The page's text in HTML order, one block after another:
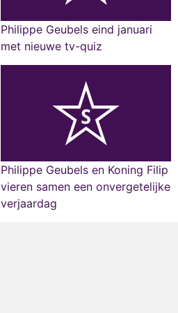
Philippe Geubels eind januari
met nieuwe tv-quiz
Philippe Geubels en Koning Filip
vieren samen een onvergetelijke
verjaardag